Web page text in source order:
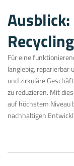
Für eine
langlebig, reparierbar
und zirkuläre
zu reduzieren. Mit
auf höchstem Niveau
nachhaltigen